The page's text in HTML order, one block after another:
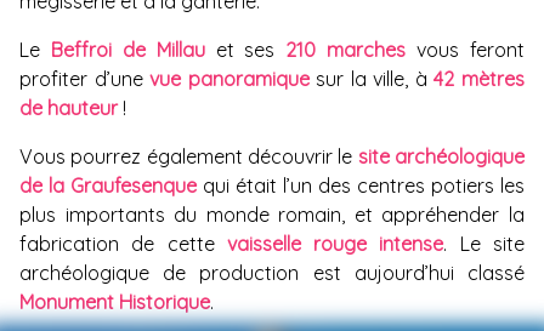
Le Beffroi de Millauet ses 210 marches vous feront
profiter d’unevue panoramiquesur la ville, à42 mètres
de hauteur!
Vous pourrez également découvrir le site archéologique
de la Graufesenque qui était l’un des centres potiers les
plus importants du monde romain, et appréhender la
fabrication de cette vaisselle rouge intense. Le site
archéologique de production est aujourd’hui classé
Monument Historique.